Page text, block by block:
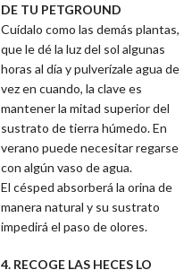
DE TU PETGROUND
Cuídalo como las demás plantas,
que le dé la luz del sol algunas
horas al día y pulverízale agua de
vez en cuando, la clave es
mantener la mitad superior del
sustrato de tierra húmedo. En
verano puede necesitar regarse
con algún vaso de agua.
El césped absorberá la orina de
manera natural y su sustrato
impedirá el paso de olores.
4. RECOGE LAS HECES LO